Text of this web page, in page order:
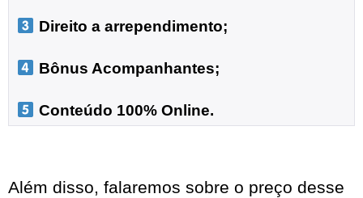
Direito a arrependimento;
Bônus Acompanhantes;
Conteúdo 100% Online.
Além disso, falaremos sobre o preço desse